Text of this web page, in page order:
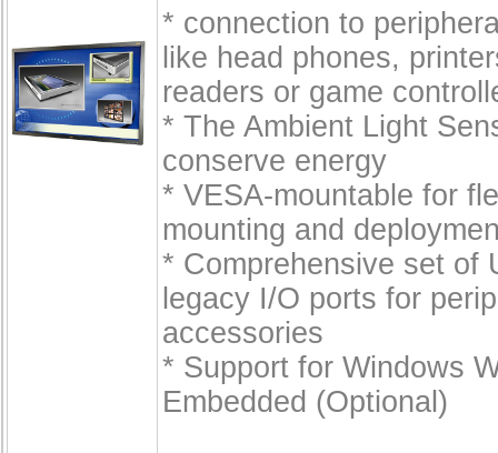
* connection to
like head phones,
readers or game
* The Ambient Light
conserve energy
* VESA-mountable for
mounting and
* Comprehensive set of
legacy I/O ports for
accessories
* Support for Windows
Embedded (Optional)